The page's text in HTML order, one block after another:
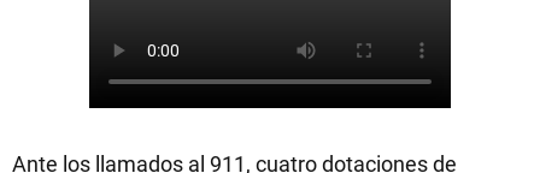
Ante los llamados al 911, cuatro dotaciones de